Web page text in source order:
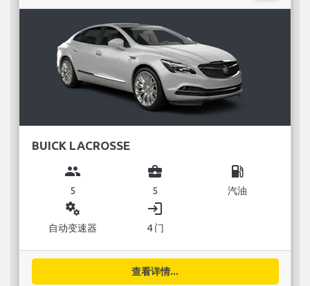
BUICK LACROSSE
group
5
business_center
5
local_gas_station
汽油
miscellaneous_services
自动变速器
login
4 门
查看详情...